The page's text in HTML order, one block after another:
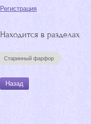
Регистрация
Находится в разделах
Старинный фарфор
Назад